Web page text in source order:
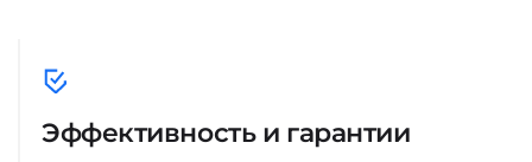
Эффективность и гарантии